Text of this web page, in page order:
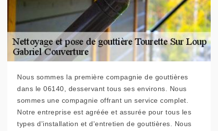
Nous sommes la première compagnie de gouttières
dans le 06140, desservant tous ses environs. Nous
sommes une compagnie offrant un service complet.
Notre entreprise est agréée et assurée pour tous les
types d'installation et d'entretien de gouttières. Nous